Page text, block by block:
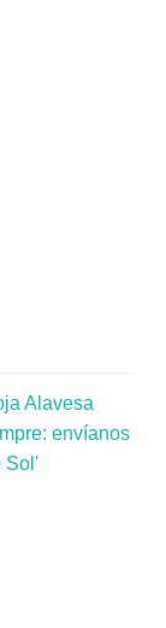
Alavesa
envíanos
Sol'